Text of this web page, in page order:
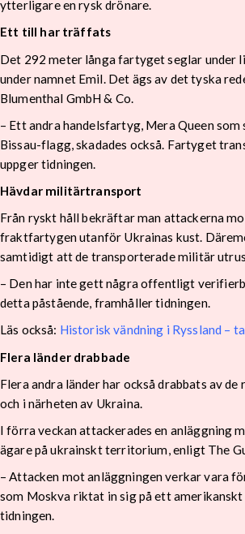
ytterligare en rysk drönare.
Ett till har träffats
Det 292 meter långa fartyget seglar under
under namnet Emil. Det ägs av det tyska
Blumenthal GmbH & Co.
– Ett andra handelsfartyg, Mera Queen som
Bissau-flagg, skadades också. Fartyget
uppger tidningen.
Hävdar militärtransport
Från ryskt håll bekräftar man attackerna
fraktfartygen utanför Ukrainas kust.
samtidigt att de transporterade militär
– Den har inte gett några offentligt
detta påstående, framhåller tidningen.
Läs också: Historisk vändning i Ryssland –
Flera länder drabbade
Flera andra länder har också drabbats av
och i närheten av Ukraina.
I förra veckan attackerades en anläggning
ägare på ukrainskt territorium, enligt The
– Attacken mot anläggningen verkar vara
som Moskva riktat in sig på ett
tidningen.